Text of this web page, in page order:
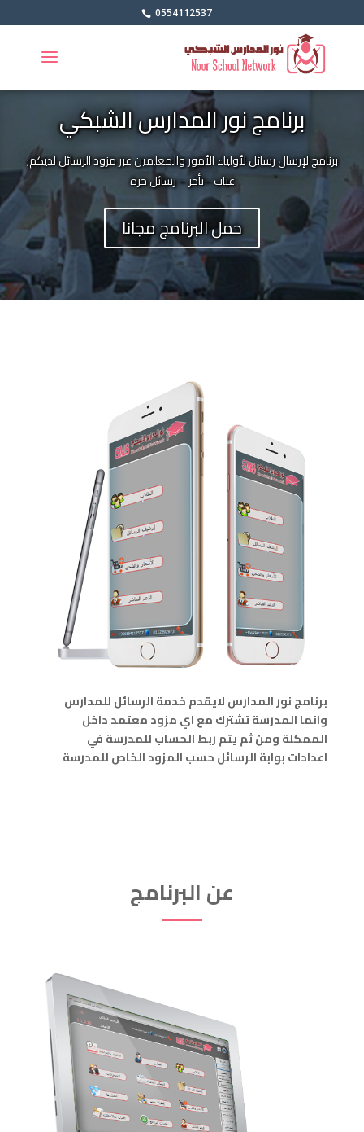
0554112537
برنامج نور المدارس الشبكي
برنامج لإرسال رسائل لأولياء الأمور والمعلمين عبر مزود الرسائل لديكم;
غياب –تأخر – رسائل حرة
حمل البرنامج مجانا
برنامج نور المدارس لايقدم خدمة الرسائل للمدارس
وانما المدرسة تشترك مع اي مزود معتمد داخل
الممكلة ومن ثم يتم ربط الحساب للمدرسة في
اعدادات بوابة الرسائل حسب المزود الخاص للمدرسة
عن البرنامج